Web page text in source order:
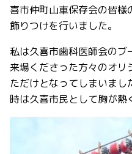
喜市仲町山車保存会の皆様
飾りつけを行いました。
私は久喜市歯科医師会の
来場くださった方々のオ
ただけとなってしまいま
時は久喜市民として胸が熱